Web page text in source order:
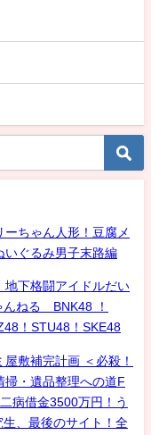
ちゃん人形！豆腐メ
いぐるみ男子末路編
下格闘アイドルだい
ねる BNK48 ！
！STU48！SKE48
敷補完計画 ＜必殺！
掃・遺品整理への道F
病借金3500万円！う
、最後のサイト！全